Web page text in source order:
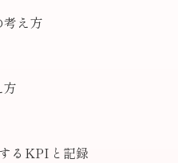
え方
るKPIと記録